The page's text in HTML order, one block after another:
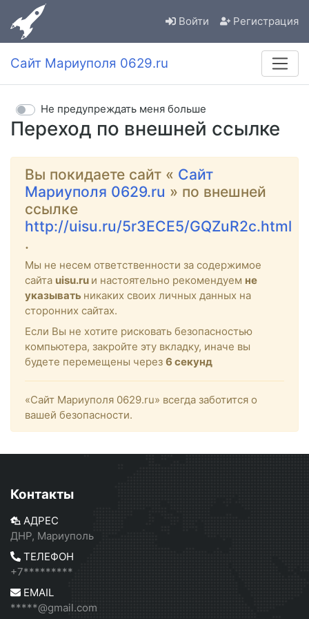
Войти Регистрация
Сайт Мариуполя 0629.ru
Переход по внешней ссылке
Не предупреждать меня больше
Вы покидаете сайт « Сайт
Мариуполя 0629.ru » по внешней
ссылке
http://uisu.ru/5r3ECE5/GQZuR2c.html
.
Мы не несем ответственности за содержимое
сайта uisu.ru и настоятельно рекомендуем не
указывать никаких своих личных данных на
сторонних сайтах.
Если Вы не хотите рисковать безопасностью
компьютера, закройте эту вкладку, иначе вы
будете перемещены через 6 секунд
«Сайт Мариуполя 0629.ru» всегда заботится о
вашей безопасности.
Контакты
АДРЕС
ДНР, Мариуполь
ТЕЛЕФОН
+7*********
EMAIL
*****@gmail.com